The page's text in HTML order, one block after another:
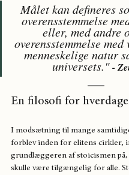
Målet kan defineres
overensstemmelse
eller, med andre
overensstemmelse med
menneskelige natur
universets." -
En filosofi for
I modsætning til mange
forblev inden for elitens cirkler,
grundlæggeren af stoicismen på,
skulle være tilgængelig for alle.